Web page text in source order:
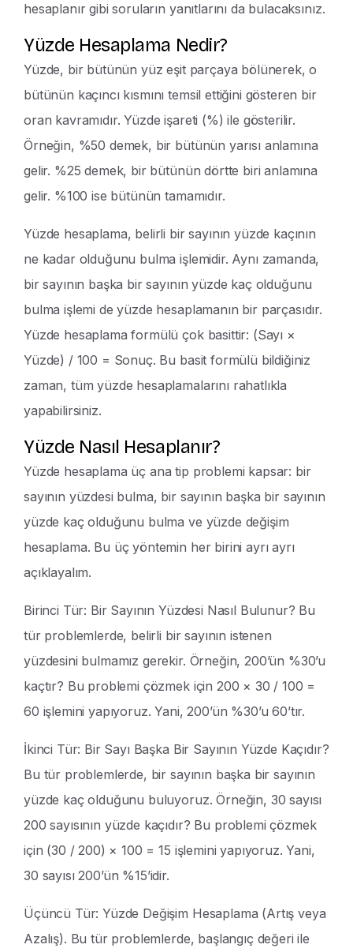
hesaplanır gibi soruların yanıtlarını da bulacaksınız.
Yüzde Hesaplama Nedir?
Yüzde, bir bütünün yüz eşit parçaya bölünerek, o
bütünün kaçıncı kısmını temsil ettiğini gösteren bir
oran kavramıdır. Yüzde işareti (%) ile gösterilir.
Örneğin, %50 demek, bir bütünün yarısı anlamına
gelir. %25 demek, bir bütünün dörtte biri anlamına
gelir. %100 ise bütünün tamamıdır.
Yüzde hesaplama, belirli bir sayının yüzde kaçının
ne kadar olduğunu bulma işlemidir. Aynı zamanda,
bir sayının başka bir sayının yüzde kaç olduğunu
bulma işlemi de yüzde hesaplamanın bir parçasıdır.
Yüzde hesaplama formülü çok basittir: (Sayı ×
Yüzde) / 100 = Sonuç. Bu basit formülü bildiğiniz
zaman, tüm yüzde hesaplamalarını rahatlıkla
yapabilirsiniz.
Yüzde Nasıl Hesaplanır?
Yüzde hesaplama üç ana tip problemi kapsar: bir
sayının yüzdesi bulma, bir sayının başka bir sayının
yüzde kaç olduğunu bulma ve yüzde değişim
hesaplama. Bu üç yöntemin her birini ayrı ayrı
açıklayalım.
Birinci Tür: Bir Sayının Yüzdesi Nasıl Bulunur? Bu
tür problemlerde, belirli bir sayının istenen
yüzdesini bulmamız gerekir. Örneğin, 200’ün %30’u
kaçtır? Bu problemi çözmek için 200 × 30 / 100 =
60 işlemini yapıyoruz. Yani, 200’ün %30’u 60’tır.
İkinci Tür: Bir Sayı Başka Bir Sayının Yüzde Kaçıdır?
Bu tür problemlerde, bir sayının başka bir sayının
yüzde kaç olduğunu buluyoruz. Örneğin, 30 sayısı
200 sayısının yüzde kaçıdır? Bu problemi çözmek
için (30 / 200) × 100 = 15 işlemini yapıyoruz. Yani,
30 sayısı 200’ün %15’idir.
Üçüncü Tür: Yüzde Değişim Hesaplama (Artış veya
Azalış). Bu tür problemlerde, başlangıç değeri ile